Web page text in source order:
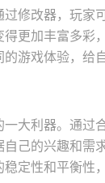
修改器，玩家
更加丰富多彩
游戏体验，给
大利器。通
己的兴趣和需
定性和平衡性